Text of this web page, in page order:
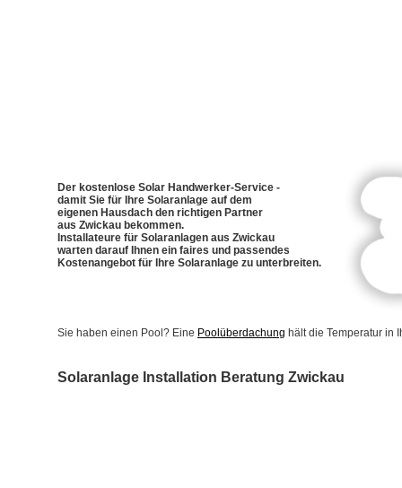
Der kostenlose Solar Handwerker-Service -
damit Sie für Ihre Solaranlage auf dem
eigenen Hausdach den richtigen Partner
aus Zwickau bekommen.
Installateure für Solaranlagen aus Zwickau
warten darauf Ihnen ein faires und passendes
Kostenangebot für Ihre Solaranlage zu unterbreiten.
Sie haben einen Pool? Eine Poolüberdachung hält die Temperatur in
Solaranlage Installation Beratung Zwickau